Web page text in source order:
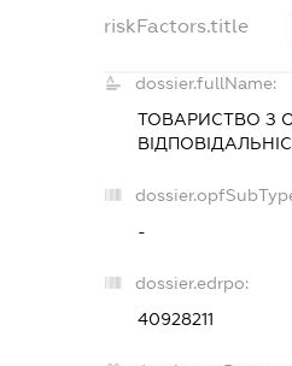
riskFactors.title
dossier.fullName:
ТОВАРИСТВО З
-
dossier.edrpo:
40928211